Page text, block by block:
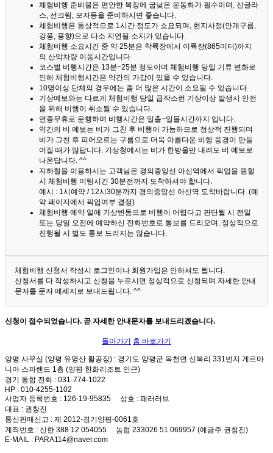
체험비행 준비물은 편안한 복장에 굽낮은 운동화가 필수이며, 선글라
스, 선크림, 모자등을 준비하시면 좋습니다.
체험비행은 통상적으로 1시간 정도가 소요되며, 현지사정(안개구름,
강풍, 풍향)으로 다소 지연될 소지가 있습니다.
체험비행 소요시간 중 약 25분은 착륙장에서 이륙장(865미터)까지
의 산악차량 이동시간입니다.
코스별 비행시간은 13분~25분 정도이며 체험비행 당일 기류 변화로
인해 체험비행시간은 약간의 가감이 있을 수 있습니다.
10명이상 단체의 경우에는 좀 더 많은 시간이 소요될 수 있습니다.
기상예보와는 다르게 체험비행 당일 급작스런 기상이상 발생시 안전
을 위해 비행이 취소될 수 있습니다.
연중무휴로 운행하며 비행시간은 일출~일몰시간까지 입니다.
약간의 비 예보는 비가 그친 후 비행이 가능하므로 정상적 진행되며
비가 그친 후 피어오르는 구름으로 더욱 아름다운 비행 풍경이 만들
어질 때가 많답니다. 기상청에서는 비가 한방울만 내려도 비 예보로
나온답니다. ^^
지하철을 이용하시는 고객님은 경의중앙선 아신역에서 픽업을 원할
시 체험비행 미팅시간 30분전까지 도착하셔야 합니다.
예시 : 1시예약 / 12시30분까지 경의중앙선 아신역 도착바랍니다. (예
약 페이지에서 픽업여부 결정)
체험비행 예약 일에 기상변동으로 비행이 어렵다고 판단될 시 전일
또는 당일 오전에 예약하신 전화번호로 통보를 드리오며, 정상적으로
진행될 시 별도 통보 드리지는 않습니다.
체험비행 신청서 작성시 로그인이나 회원가입은 안하셔도 됩니다.
신청서를 다 작성하시고 신청을 누르시면 정상적으로 신청되며 자세한 안내
문자를 문자 메세지로 보내드립니다. ^^
신청이 접수되었습니다. 곧 자세한 안내문자를 보내드리겠습니다.
돌아가기 홈 바로가기
양평 사무실 (양평 유명산 활공장) : 경기도 양평군 옥천면 신복리 331번지 게르마
니아 스파랜드 1층 (양평 한화리조트 인근)
경기 통합 전화 : 031-774-1022
HP : 010-4255-1102
사업자 등록번호 : 126-19-95835 상호 : 패러러브
대표 : 권창진
통신판매신고 : 제 2012-경기양평-0061호
계좌번호 : 신한 388 12 054055 농협 233026 51 069957 (예금주 권창진)
E-MAIL : PARA114@naver.com